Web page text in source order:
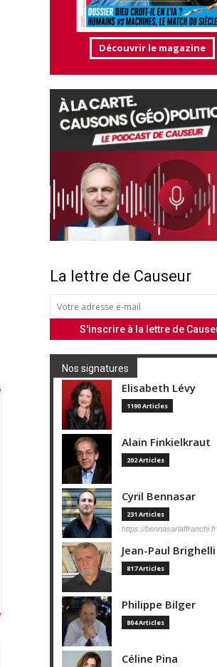
Découvrir le magazine
La lettre de Causeur
Nos signatures
Elisabeth Lévy
1190 Articles
Alain Finkielkraut
202 Articles
Cyril Bennasar
231 Articles
https://bennasarlaffranchi.fr
Jean-Paul Brighelli
817 Articles
Philippe Bilger
804 Articles
Céline Pina